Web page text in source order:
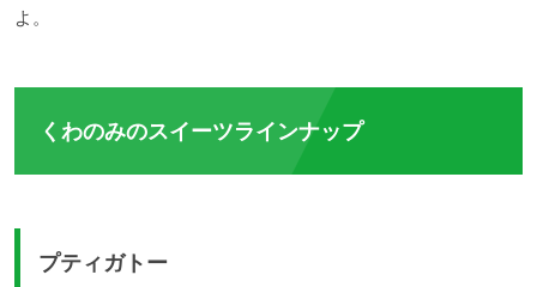
よ。
くわのみのスイーツラインナップ
プティガトー